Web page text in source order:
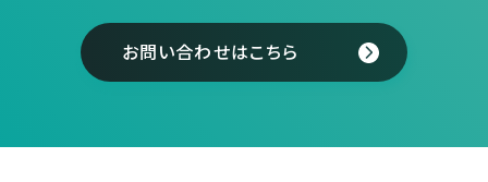
お問い合わせはこちら